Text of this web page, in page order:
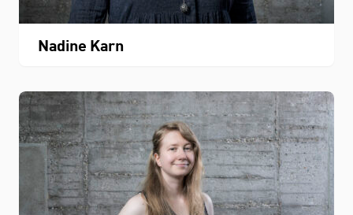
Nadine Karn